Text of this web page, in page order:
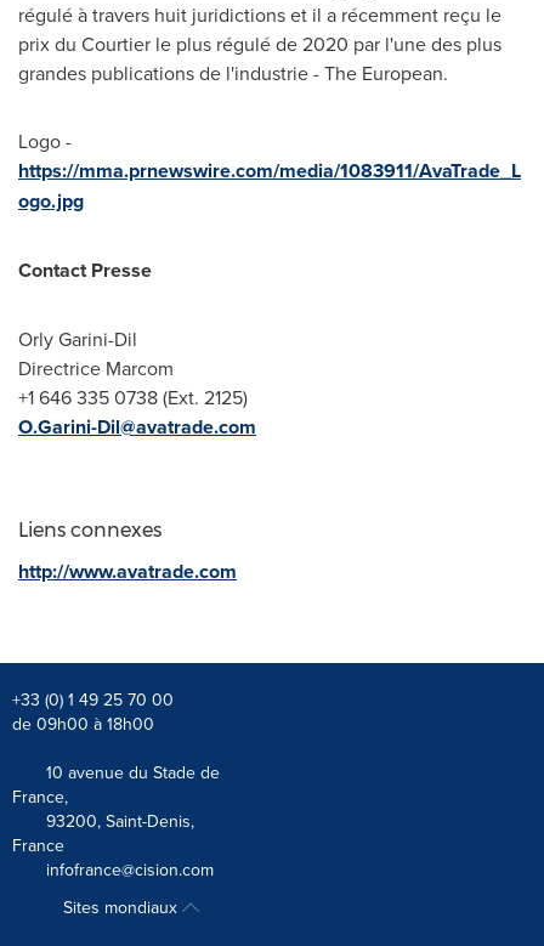
régulé à travers huit juridictions et il a récemment reçu le
prix du Courtier le plus régulé de 2020 par l'une des plus
grandes publications de l'industrie - The European.
Logo -
https://mma.prnewswire.com/media/1083911/AvaTrade_L
ogo.jpg
ContactPresse
Orly Garini-Dil
Directrice Marcom
+1 646 335 0738 (Ext. 2125)
O.Garini-Dil@avatrade.com
Liens connexes
http://www.avatrade.com
+33 (0) 1 49 25 70 00
de 09h00 à 18h00
10 avenue du Stade de
France,
93200, Saint-Denis,
France
infofrance@cision.com
Sites mondiaux